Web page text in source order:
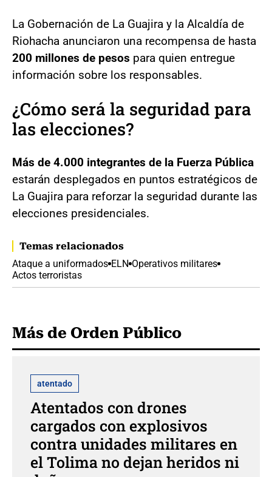
La Gobernación de La Guajira y la Alcaldía de
Riohacha anunciaron una recompensa de hasta
200 millones de pesos para quien entregue
información sobre los responsables.
¿Cómo será la seguridad para
las elecciones?
Más de 4.000 integrantes de la Fuerza Pública
estarán desplegados en puntos estratégicos de
La Guajira para reforzar la seguridad durante las
elecciones presidenciales.
Temas relacionados
Ataque a uniformados ELN Operativos militares
Actos terroristas
Más de Orden Público
atentado
Atentados con drones
cargados con explosivos
contra unidades militares en
el Tolima no dejan heridos ni